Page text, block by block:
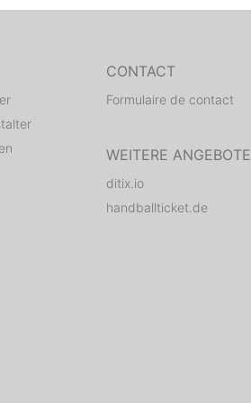
CONTACT
Formulaire de contact
WEITERE ANGEBOTE
ditix.io
handballticket.de